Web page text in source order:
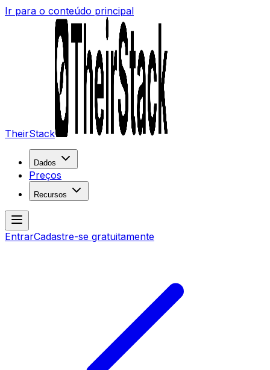
Ir para o conteúdo principal
TheirStack
Dados
Preços
Recursos
EntrarCadastre-se gratuitamente